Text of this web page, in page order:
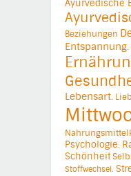
Ayurvedische
Beziehungen
Entspannung.
Lebensart.
Psychologie.
Schönheit
Stoffwechsel.